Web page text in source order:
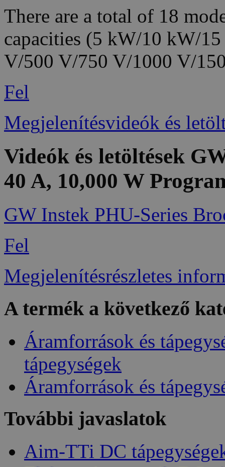
There are a total of 18
capacities (5 kW/10 kW/
V/500 V/750 V/1000 V/
Fel
Megjelenítésvideók és
Videók és letöltések
40 A, 10,000 W
GW Instek PHU-Series
Fel
Megjelenítésrészletes
A termék a következő
Áramforrások és
tápegységek
Áramforrások és
További javaslatok
Aim-TTi DC